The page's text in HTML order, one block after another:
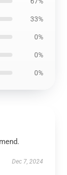
33%
0%
0%
0%
Dec 7, 2024